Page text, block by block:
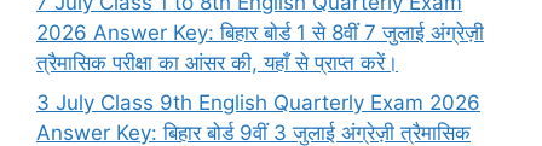
2026 Answer Key: बिहार बोर्ड 1 से 8वीं 7 जुलाई अंग्रेज़ी
त्रैमासिक परीक्षा का आंसर की, यहाँ से प्राप्त करें।
3 July Class 9th English Quarterly Exam 2026
Answer Key: बिहार बोर्ड 9वीं 3 जुलाई अंग्रेज़ी त्रैमासिक